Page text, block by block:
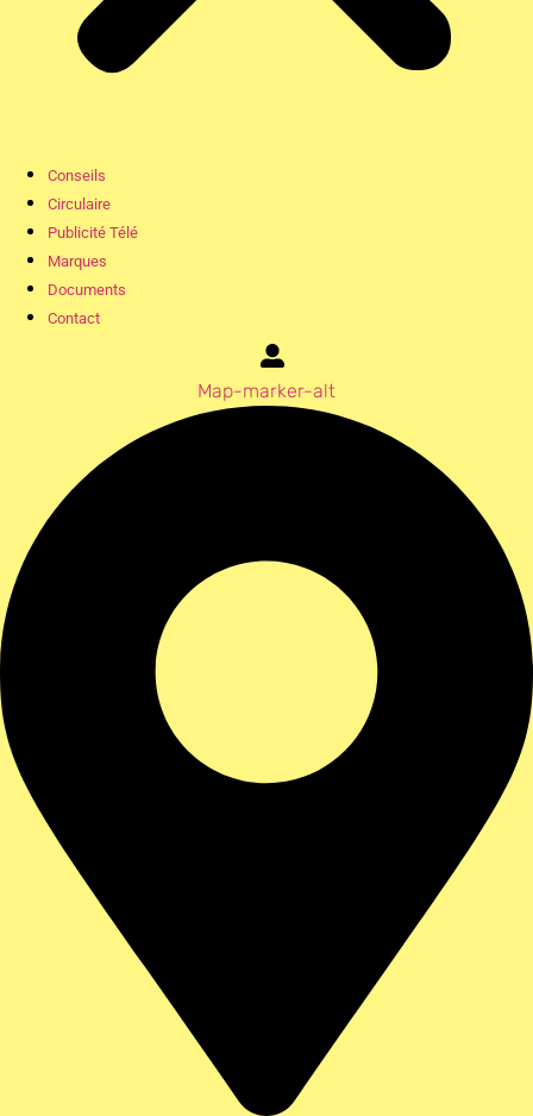
Conseils
Circulaire
Publicité Télé
Marques
Documents
Contact
Map-marker-alt